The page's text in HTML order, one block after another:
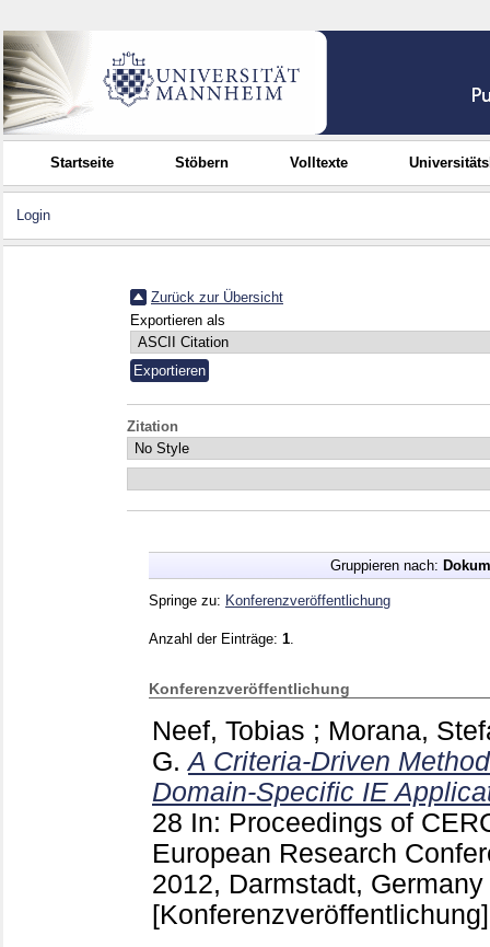
Startseite Stöbern Volltexte
Login
Zurück zur Übersicht
Exportieren als
Zitation
Gruppieren nach:
Springe zu: Konferenzveröffentlichung
Anzahl der Einträge: 1
Konferenzveröffentlichung
Neef, Tobias ; Morana,
G. A Criteria-Driven
Domain-Specific IE
28 In: Proceedings of
European Research
2012, Darmstadt,
[Konferenzveröffentlichung]